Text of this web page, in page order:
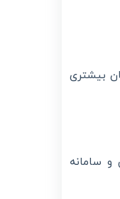
بیشتری
و سامانه